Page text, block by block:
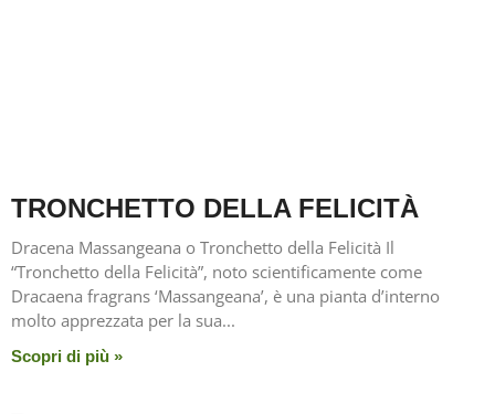
TRONCHETTO DELLA FELICITÀ
Dracena Massangeana o Tronchetto della Felicità Il
“Tronchetto della Felicità”, noto scientificamente come
Dracaena fragrans ‘Massangeana’, è una pianta d’interno
molto apprezzata per la sua
Scopri di più »